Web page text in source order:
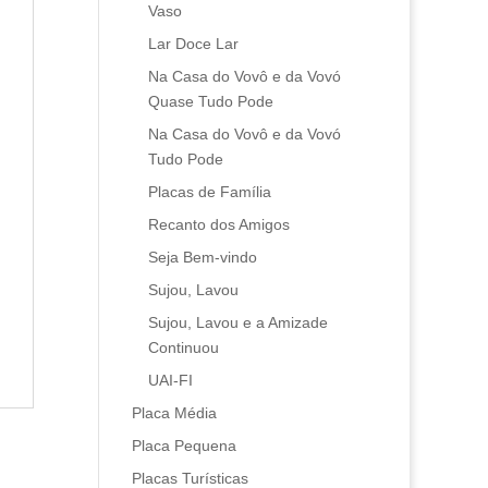
Vaso
Lar Doce Lar
Na Casa do Vovô e da Vovó
Quase Tudo Pode
Na Casa do Vovô e da Vovó
Tudo Pode
Placas de Família
Recanto dos Amigos
Seja Bem-vindo
Sujou, Lavou
Sujou, Lavou e a Amizade
Continuou
UAI-FI
Placa Média
Placa Pequena
Placas Turísticas